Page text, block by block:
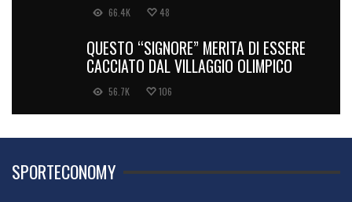
66.4K 48
QUESTO “SIGNORE” MERITA DI ESSERE
CACCIATO DAL VILLAGGIO OLIMPICO
56.7K 106
SPORTECONOMY